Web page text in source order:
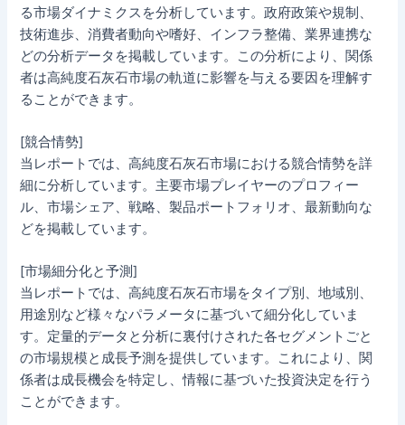
る市場ダイナミクスを分析しています。政府政策や規制、
技術進歩、消費者動向や嗜好、インフラ整備、業界連携な
どの分析データを掲載しています。この分析により、関係
者は高純度石灰石市場の軌道に影響を与える要因を理解す
ることができます。
[競合情勢]
当レポートでは、高純度石灰石市場における競合情勢を詳
細に分析しています。主要市場プレイヤーのプロフィー
ル、市場シェア、戦略、製品ポートフォリオ、最新動向な
どを掲載しています。
[市場細分化と予測]
当レポートでは、高純度石灰石市場をタイプ別、地域別、
用途別など様々なパラメータに基づいて細分化していま
す。定量的データと分析に裏付けされた各セグメントごと
の市場規模と成長予測を提供しています。これにより、関
係者は成長機会を特定し、情報に基づいた投資決定を行う
ことができます。